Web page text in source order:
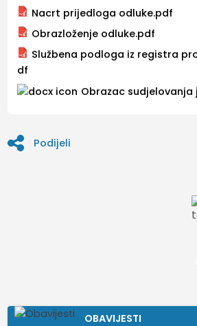
Nacrt prijedloga odluke.pdf
Obrazloženje odluke.pdf
Službena podloga iz registra
df
Obrazac
Podijeli
OBAVIJESTI